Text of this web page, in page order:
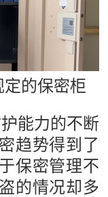
的保密柜
能力的不断
趋势得到了
保密管理不
的情况却多